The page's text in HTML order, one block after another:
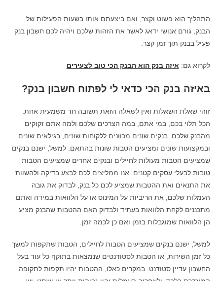
התהליך הוא פשוט וקצר, ואם ביצעתם אותו בשעות הפעילות של
הבנק, גורם אנושי ידאג לאשר את הזהות שלכם ויהיה לכם חשבון בנק
פעיל בבנק תוך זמן קצר.
לקרוא גם: איזה בנק הוא הבנק הכי טוב לצעירים
באיזה בנק הכי כדאי לי לפתוח חשבון בנק?
זוהי שאלת השאלות ואין לשאלה הזאת תשובה חד משמעית אחת.
הכל תלוי בכם, במי אתם, במה הצרכים שלכם ולמה אתם זקוקים
מהבנק שלכם. בנקים שונים מכוונים ללקוחות שונים, בגילאים שונים
ובמקצועות שונים ומציעים הטבות שונות בהתאם. למשל, ישנם בנקים
שמציעים הטבות מעולות לחיילים ובנקים אחרים שמציעים הטבות
טובות לבעלי עסקים קטנים. אנו ממליצים לכם לבצע בדיקה ולהשוות
את התנאים ואת ההטבות שמציע לכם כל בנק, לבדוק את גובה
העמלות שלכם, את הריביות על המינוס או על הלוואות במידה ואתם
מתכננים לקחת הלוואות בעתיד ולבדוק האם ההטבות שהבנק מציע
הן הלוואות שמוגבלות בזמן ואם כן לכמה זמן.
למשל, ישנם בנקים שמציעים הטבות לחיילים, הטבות שתקפות למשך
כל זמן השירות, או הטבות לסטודנטים שנמצאות בתוקף כל עוד בעל
החשבון עדיין סטודנט. במקרים כאלו, ההטבות יהיו תקפות לתקופה